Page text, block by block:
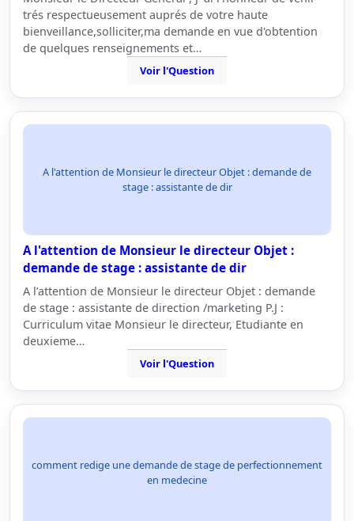
trés respectueusement auprés de votre haute
bienveillance,solliciter,ma demande en vue d'obtention
de quelques renseignements et…
Voir l'Question
A l'attention de Monsieur le directeur Objet : demande de
stage : assistante de dir
A l'attention de Monsieur le directeur Objet :
demande de stage : assistante de dir
A l’attention de Monsieur le directeur Objet : demande
de stage : assistante de direction /marketing P.J :
Curriculum vitae Monsieur le directeur, Etudiante en
deuxieme…
Voir l'Question
comment redige une demande de stage de perfectionnement
en medecine